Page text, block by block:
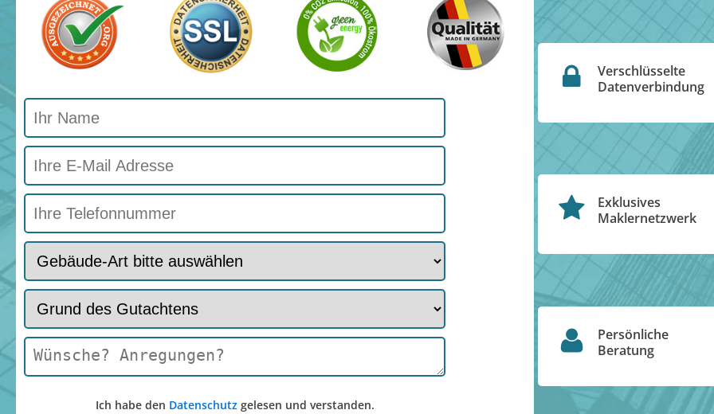
Ich habe den Datenschutzgelesen und verstanden.
Verschlüsselte
Datenverbindung
Exklusives
Maklernetzwerk
Persönliche
Beratung